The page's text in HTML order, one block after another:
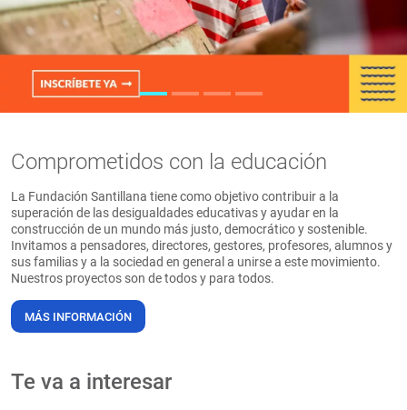
PT
Comprometidos con la educación
La Fundación Santillana tiene como objetivo contribuir a la
superación de las desigualdades educativas y ayudar en la
construcción de un mundo más justo, democrático y sostenible.
Invitamos a pensadores, directores, gestores, profesores, alumnos y
sus familias y a la sociedad en general a unirse a este movimiento.
Nuestros proyectos son de todos y para todos.
MÁS INFORMACIÓN
Te va a interesar